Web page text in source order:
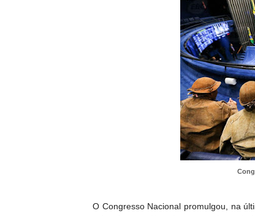
O Congresso Nacional promulgou, na